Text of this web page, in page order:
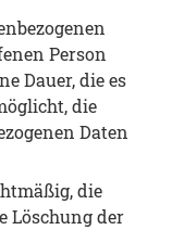
Person
Dauer, die es
die
Daten
die
Löschung der